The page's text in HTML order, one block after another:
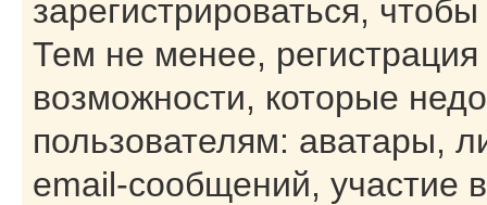
зарегистрироваться,
Тем не менее,
возможности, которые
пользователям: аватары,
email-сообщений, участие